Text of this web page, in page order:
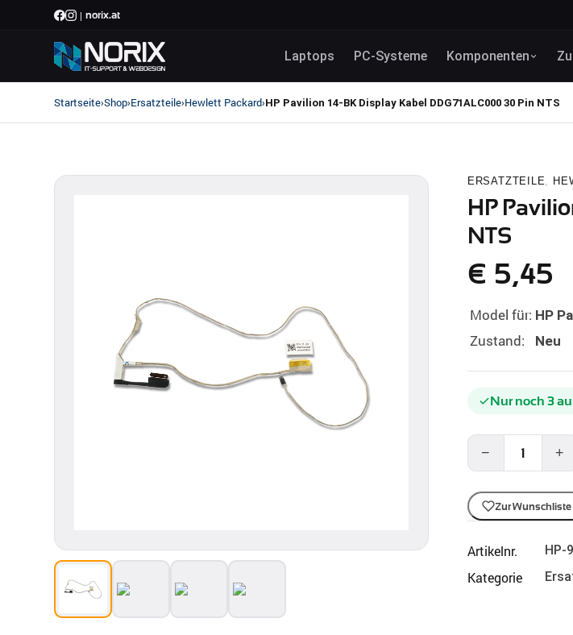
| norix.at
Laptops PC-Systeme Komponenten
Startseite›Shop›Ersatzteile›Hewlett Packard›HP Pavilion 14-BK Display Kabel DDG71ALC000 30 Pin NTS
ERSATZTEILE,
HP
NTS
€ 5,45
Model für: HP
Zustand: Neu
Nur noch 3
− +
Zur Wunschliste
Artikelnr. HP-
Kategorie